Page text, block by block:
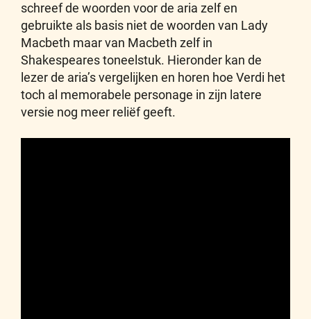
schreef de woorden voor de aria zelf en
gebruikte als basis niet de woorden van Lady
Macbeth maar van Macbeth zelf in
Shakespeares toneelstuk. Hieronder kan de
lezer de aria’s vergelijken en horen hoe Verdi het
toch al memorabele personage in zijn latere
versie nog meer reliëf geeft.